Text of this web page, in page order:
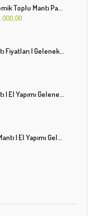
Süper Ekonomik Toplu Mantı Paketi (5 Kg)
Bodrum Mantı Fiyatları | Geleneksel Türk Mantısı Online Sipariş
Bodrum Mantı | El Yapımı Geleneksel Mantı Lezzeti
Kayseri Boş Mantı | El Yapımı Geleneksel Fırınlanmış Mantı